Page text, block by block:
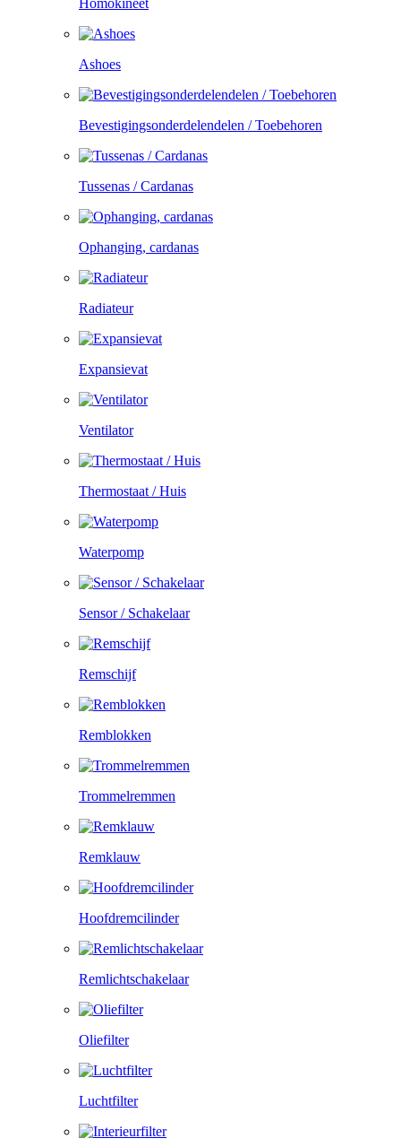
Homokineet
Ashoes
Bevestigingsonderdelendelen / Toebehoren
Tussenas / Cardanas
Ophanging, cardanas
Radiateur
Expansievat
Ventilator
Thermostaat / Huis
Waterpomp
Sensor / Schakelaar
Remschijf
Remblokken
Trommelremmen
Remklauw
Hoofdremcilinder
Remlichtschakelaar
Oliefilter
Luchtfilter